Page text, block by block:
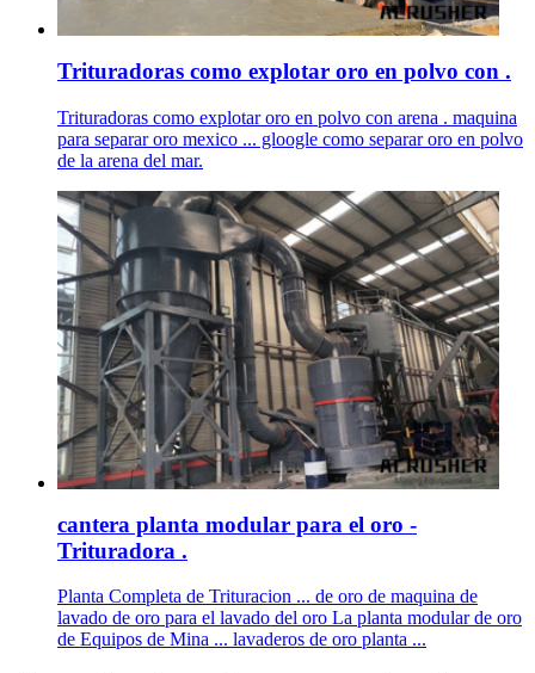
Trituradoras como explotar oro en polvo con .
Trituradoras como explotar oro en polvo con arena . maquina
para separar oro mexico ... gloogle como separar oro en polvo
de la arena del mar.
cantera planta modular para el oro -
Trituradora .
Planta Completa de Trituracion ... de oro de maquina de
lavado de oro para el lavado del oro La planta modular de oro
de Equipos de Mina ... lavaderos de oro planta ...